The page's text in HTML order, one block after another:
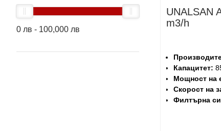
0 лв - 100,000 лв
UNALSAN
m3/h
Капацитет:
Мощност на
Скорост на
Филтърна